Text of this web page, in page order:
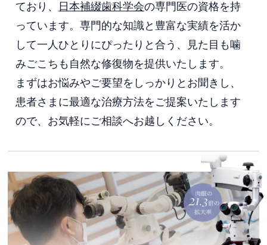
ており、
日本補綴歯科学会の専門医の資格を持
っています。専門的な知識と豊富な実績を活か
して一人ひとりにぴったりと合う、見た目も噛
みごこちも自然な修復物を提供いたします。
まずはお悩みやご要望をしっかりとお聞きし、
患者さまに最適な治療方法をご提案いたします
ので、お気軽にご相談へお越しください。